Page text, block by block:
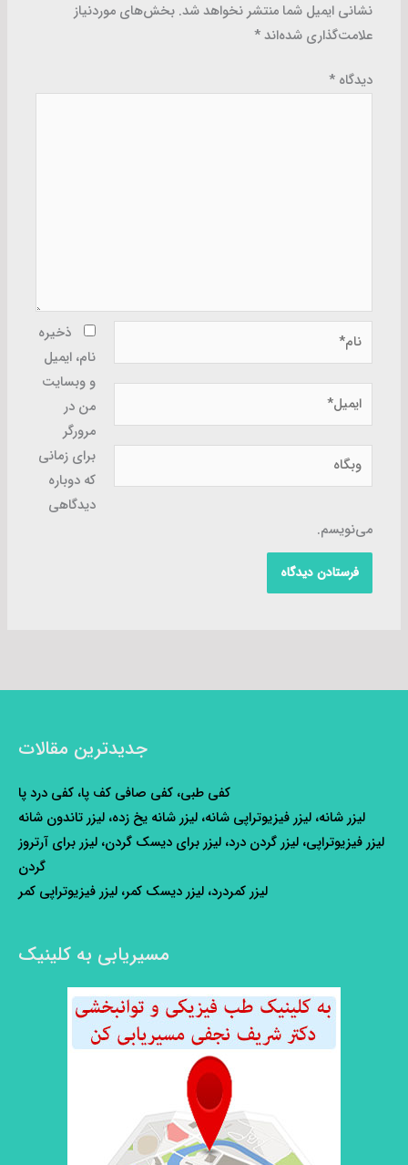
نشانی ایمیل شما منتشر نخواهد شد. بخش‌های موردنیاز
علامت‌گذاری شده‌اند*
دیدگاه*
نام*
ایمیل*
وبگاه
ذخیره
نام، ایمیل
و وبسایت
من در
مرورگر
برای زمانی
که دوباره
دیدگاهی
می‌نویسم.
جدیدترین مقالات
کفی طبی، کفی صافی کف پا، کفی درد پا
لیزر شانه، لیزر فیزیوتراپی شانه، لیزر شانه یخ زده، لیزر تاندون شانه
لیزر فیزیوتراپی، لیزر گردن درد، لیزر برای دیسک گردن، لیزر برای آرتروز
گردن
لیزر کمردرد، لیزر دیسک کمر، لیزر فیزیوتراپی کمر
مسیریابی به کلینیک